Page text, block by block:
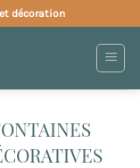
décoration